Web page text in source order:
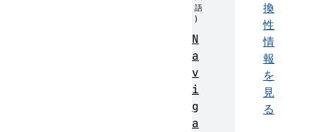
換
性
情
報
を
見
る
N
a
v
i
g
a